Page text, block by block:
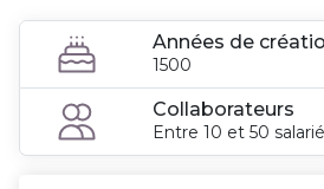
Années de
1500
Collaborateurs
Entre 10 et 50